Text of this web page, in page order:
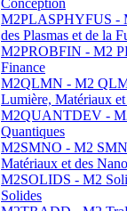
Conception
M2PLASPHYFUS -
des Plasmas et de la
M2PROBFIN - M2
Finance
M2QLMN - M2
Lumière, Matériaux
M2QUANTDEV -
Quantiques
M2SMNO - M2
Matériaux et des
M2SOLIDS - M2
Solides